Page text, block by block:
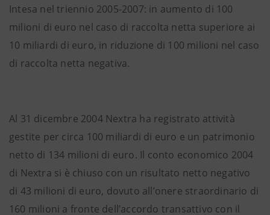
Intesa nel triennio 2005-2007: in aumento di 100
milioni di euro nel caso di raccolta netta superiore ai
10 miliardi di euro, in riduzione di 100 milioni nel caso
di raccolta netta negativa.
Al 31 dicembre 2004 Nextra ha registrato attività
gestite per circa 100 miliardi di euro e un patrimonio
netto di 134 milioni di euro. Il conto economico 2004
di Nextra si è chiuso con un risultato netto negativo
di 43 milioni di euro, dovuto all’onere straordinario di
160 milioni a fronte dell’accordo transattivo con il